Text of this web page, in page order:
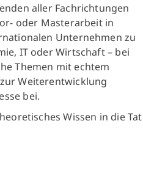
aller Fachrichtungen
oder Masterarbeit in
Unternehmen zu
IT oder Wirtschaft – bei
Themen mit echtem
Weiterentwicklung
bei.
Wissen in die Tat